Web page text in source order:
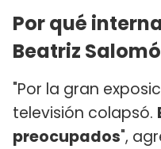
Por qué
Beatriz
"Por la gran
televisión colapsó.
preocupados",